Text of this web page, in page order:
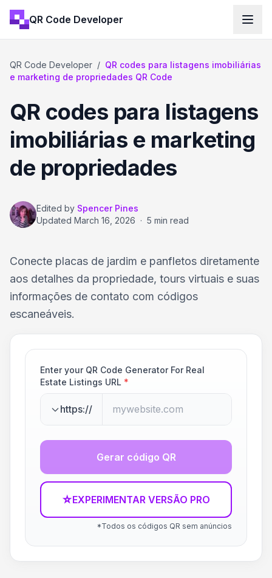
QR Code Developer
QR Code Developer / QR codes para listagens imobiliárias
e marketing de propriedades QR Code
QR codes para listagens
imobiliárias e marketing
de propriedades
Edited by Spencer Pines
Updated March 16, 2026 · 5 min read
Conecte placas de jardim e panfletos diretamente
aos detalhes da propriedade, tours virtuais e suas
informações de contato com códigos
escaneáveis.
Enter your QR Code Generator For Real
Estate Listings URL *
https://
Gerar código QR
☆EXPERIMENTAR VERSÃO PRO
*Todos os códigos QR sem anúncios